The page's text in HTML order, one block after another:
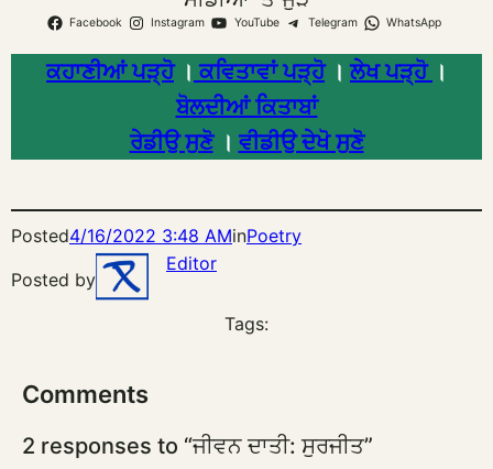
Facebook Instagram YouTube Telegram WhatsApp
ਕਹਾਣੀਆਂ ਪੜ੍ਹੋ। ਕਵਿਤਾਵਾਂ ਪੜ੍ਹੋ।ਲੇਖ ਪੜ੍ਹੋ ।
ਬੋਲਦੀਆਂ ਕਿਤਾਬਾਂ
ਰੇਡੀਉ ਸੁਣੋ। ਵੀਡੀਉ ਦੇਖੋ ਸੁਣੋ
Posted4/16/2022 3:48 AMinPoetry
Posted by
Editor
Tags:
Comments
2 responses to “ਜੀਵਨ ਦਾਤੀ: ਸੁਰਜੀਤ”